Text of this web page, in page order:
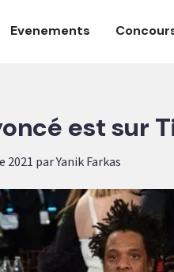
Evenements
est sur
2021 par Yanik Farkas